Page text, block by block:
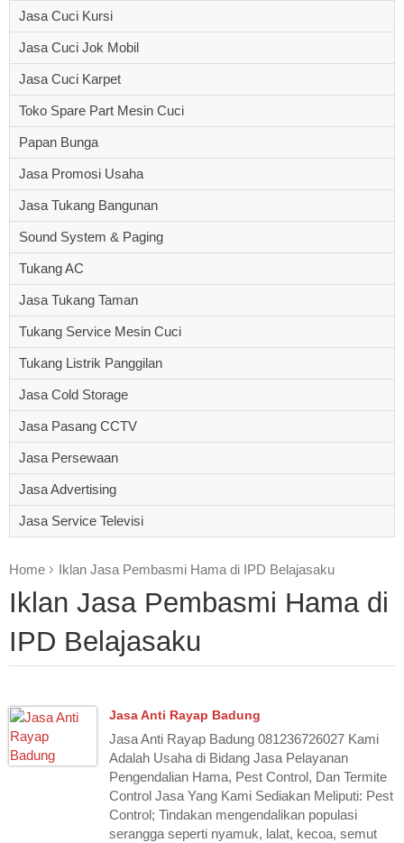
Jasa Cuci Kursi
Jasa Cuci Jok Mobil
Jasa Cuci Karpet
Toko Spare Part Mesin Cuci
Papan Bunga
Jasa Promosi Usaha
Jasa Tukang Bangunan
Sound System & Paging
Tukang AC
Jasa Tukang Taman
Tukang Service Mesin Cuci
Tukang Listrik Panggilan
Jasa Cold Storage
Jasa Pasang CCTV
Jasa Persewaan
Jasa Advertising
Jasa Service Televisi
Home Iklan Jasa Pembasmi Hama di IPD Belajasaku
Iklan Jasa Pembasmi Hama di
IPD Belajasaku
Jasa Anti Rayap Badung
Jasa Anti Rayap Badung 081236726027 Kami
Adalah Usaha di Bidang Jasa Pelayanan
Pengendalian Hama, Pest Control, Dan Termite
Control Jasa Yang Kami Sediakan Meliputi: Pest
Control; Tindakan mengendalikan populasi
serangga seperti nyamuk, lalat, kecoa, semut